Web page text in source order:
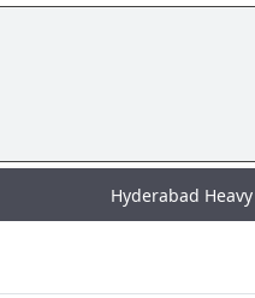
Hyderabad Heavy Rain: